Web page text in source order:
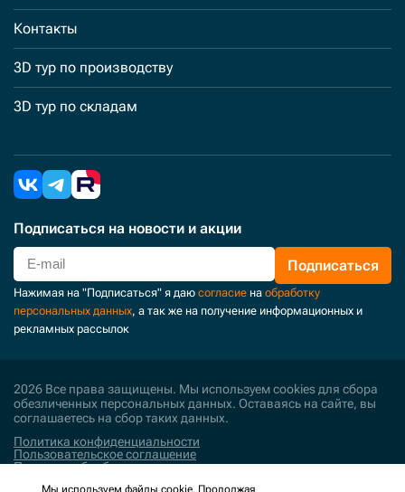
Контакты
3D тур по производству
3D тур по складам
Подписаться на новости и акции
Подписаться
Нажимая на "Подписаться" я даю согласие на обработку
персональных данных, а так же на получение информационных и
рекламных рассылок
2026 Все права защищены. Мы используем cookies для сбора
обезличенных персональных данных. Оставаясь на сайте, вы
соглашаетесь на сбор таких данных.
Политика конфиденциальности
Пользовательское соглашение
Политика обработки персональных данных
Мы используем файлы cookie. Продолжая